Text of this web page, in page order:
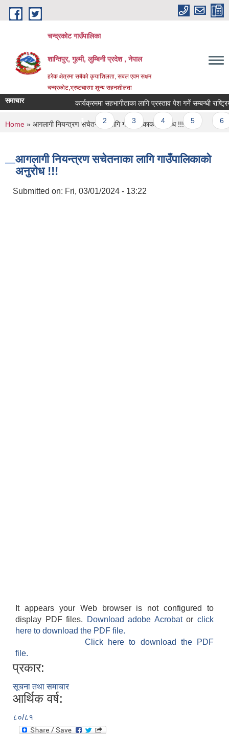
Skip to main content
चन्द्रकोट गाउँपालिका
शान्तिपुर, गुल्मी, लुम्बिनी प्रदेश , नेपाल
हरेक क्षेत्रमा सबैको कृयाशिलता, सबल एवम सक्षम
चन्द्रकोट,भ्रष्टचारमा शुन्य सहनशीलता
समाचार कार्यक्रममा सहभागीताका लागि प्रस्ताव पेश गर्ने सम्बन्धी
Pages
1 2 3 4 5
You are here
Home » आगलागी नियन्त्रण सचेतनाका लागि गाउँपालिकाको अनुरोध !!!
आगलागी नियन्त्रण सचेतनाका लागि गाउँपालिकाको
अनुरोध !!!
Submitted on: Fri, 03/01/2024 - 13:22
It appears your Web browser is not configured to
display PDF files.
Download adobe Acrobatorclick
here to download the PDF file.
Click here to download the PDF
file.
प्रकार:
सूचना तथा समाचार
आर्थिक वर्ष:
८०/८१